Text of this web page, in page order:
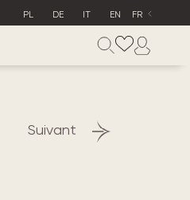
PL DE IT EN FR
Suivant